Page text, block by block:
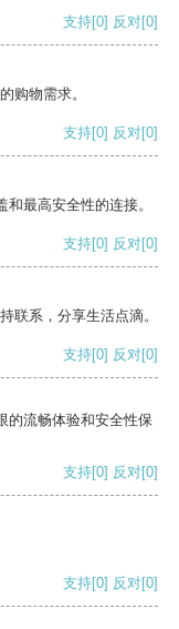
支持[0] 反对[0]
购物需求。
支持[0] 反对[0]
最高安全性的连接。
支持[0] 反对[0]
联系，分享生活点滴。
支持[0] 反对[0]
的流畅体验和安全性保
支持[0] 反对[0]
支持[0] 反对[0]